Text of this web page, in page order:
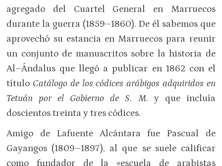
agregado del Cuartel General en Marruecos
durante la guerra (1859–1860). De él sabemos que
aprovechó su estancia en Marruecos para reunir
un conjunto de manuscritos sobre la historia de
Al–Ándalus que llegó a publicar en 1862 con el
título Catálogo de los códices arábigos adquiridos en
Tetuán por el Gobierno de S. M. y que incluía
doscientos treinta y tres códices.
Amigo de Lafuente Alcántara fue Pascual de
Gayangos (1809–1897), al que se suele calificar
como fundador de la «escuela de arabistas